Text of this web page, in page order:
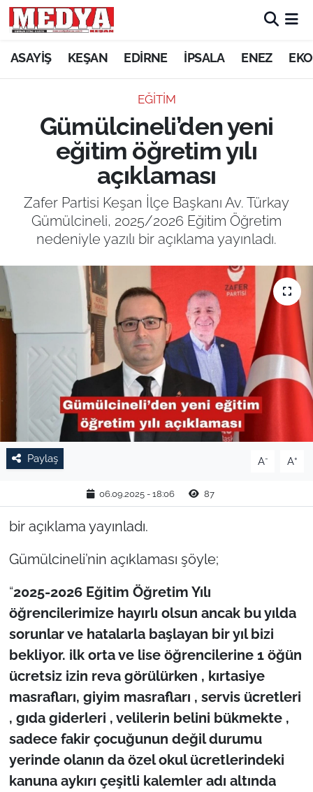
ASAYİŞ KEŞAN EDİRNE İPSALA ENEZ
EĞİTİM
Gümülcineli’den yeni
eğitim öğretim yılı
açıklaması
Zafer Partisi Keşan İlçe Başkanı Av. Türkay
Gümülcineli, 2025/2026 Eğitim Öğretim
nedeniyle yazılı bir açıklama yayınladı.
Paylaş A- A+
06.09.2025 - 18:06 87
bir açıklama yayınladı.
Gümülcineli’nin açıklaması şöyle;
“2025-2026 Eğitim Öğretim Yılı
öğrencilerimize hayırlı olsun ancak bu yılda
sorunlar ve hatalarla başlayan bir yıl bizi
bekliyor. ilk orta ve lise öğrencilerine 1 öğün
ücretsiz izin reva görülürken , kırtasiye
masrafları, giyim masrafları , servis ücretleri
, gıda giderleri , velilerin belini bükmekte ,
sadece fakir çocuğunun değil durumu
yerinde olanın da özel okul ücretlerindeki
kanuna aykırı çeşitli kalemler adı altında
KEŞAN
ASAYİŞ
SİYASET
GÜNDEM
EKONOMİ
SAĞLIK
TARIM VE HAYVANCILIK
KÜLTÜR SANAT
RESMİ İLAN
SPOR
TEKİRDAĞ
KIRKLARELİ
TÜRKİYE
Bölge
Güvenlik
Genel